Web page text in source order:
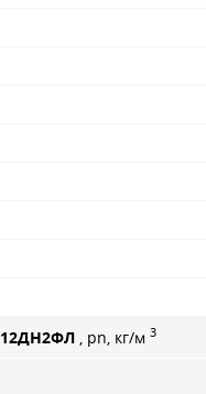
12ДН2ФЛ , pn, кг/м 3